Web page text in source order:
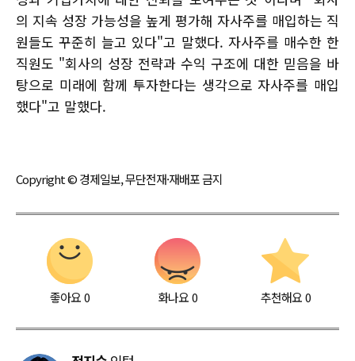
의 지속 성장 가능성을 높게 평가해 자사주를 매입하는 직
원들도 꾸준히 늘고 있다"고 말했다. 자사주를 매수한 한
직원도 "회사의 성장 전략과 수익 구조에 대한 믿음을 바
탕으로 미래에 함께 투자한다는 생각으로 자사주를 매입
했다"고 말했다.
Copyright © 경제일보, 무단전재·재배포 금지
좋아요0 화나요0 추천해요 0